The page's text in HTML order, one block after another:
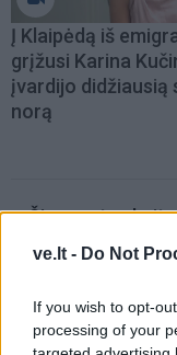
ve.lt - Do Not
If you wish to opt-
processing of your
Į Klaipėdą iš
grįžusi Karina
įvardijo didžiausią
norą
Šiuo metu